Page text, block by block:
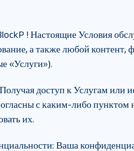
! Настоящие Условия
а также любой
«Услуги»).
Получая доступ к Услугам или
с каким-либо
их.
: Ваша